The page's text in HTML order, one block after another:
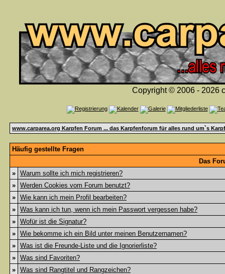
Copyright © 2006 - 2026
www.carparea.org Karpfen Forum ... das Karpfenforum für alles rund um`s
Häufig gestellte Fragen
Das
» Warum sollte ich mich registrieren?
» Werden Cookies vom Forum benutzt?
» Wie kann ich mein Profil bearbeiten?
» Was kann ich tun, wenn ich mein Passwort vergessen habe?
» Wofür ist die Signatur?
» Wie bekomme ich ein Bild unter meinen Benutzernamen?
» Was ist die Freunde-Liste und die Ignorierliste?
» Was sind Favoriten?
» Was sind Rangtitel und Rangzeichen?